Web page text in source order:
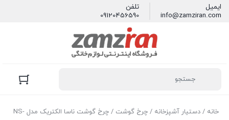
ایمیل
info@zamziran.com
تلفن
09120456590
خانه / دستیار آشپزخانه / چرخ گوشت
/ چرخ گوشت ناسا الکتریک مدل NS-